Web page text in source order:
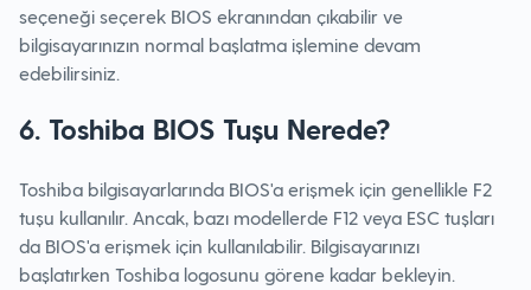
seçeneği seçerek BIOS ekranından çıkabilir ve
bilgisayarınızın normal başlatma işlemine devam
edebilirsiniz.
6. Toshiba BIOS Tuşu Nerede?
Toshiba bilgisayarlarında BIOS'a erişmek için genellikle F2
tuşu kullanılır. Ancak, bazı modellerde F12 veya ESC tuşları
da BIOS'a erişmek için kullanılabilir. Bilgisayarınızı
başlatırken Toshiba logosunu görene kadar bekleyin.